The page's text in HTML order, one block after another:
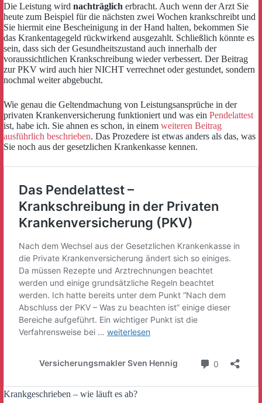
Die Leistung wird nachträglich erbracht. Auch wenn der Arzt Sie
heute zum Beispiel für die nächsten zwei Wochen krankschreibt und
Sie hiermit eine Bescheinigung in der Hand halten, bekommen Sie
das Krankentagegeld rückwirkend ausgezahlt. Schließlich könnte es
sein, dass sich der Gesundheitszustand auch innerhalb der
voraussichtlichen Krankschreibung wieder verbessert. Der Beitrag
zur PKV wird auch hier NICHT verrechnet oder gestundet, sondern
nochmal weiter abgebucht.
Wie genau die Geltendmachung von Leistungsansprüche in der
privaten Krankenversicherung funktioniert und was ein Pendelattest
ist, habe ich. Sie ahnen es schon, in einem weiteren Beitrag
ausführlich beschrieben. Das Prozedere ist etwas anders als das, was
Sie noch aus der gesetzlichen Krankenkasse kennen.
Krankgeschrieben – wie läuft es ab?